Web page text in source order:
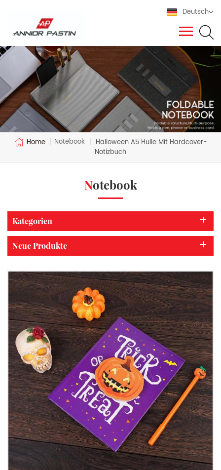
Deutsch
Home | Notebook | Halloween A5 Hülle Mit Hardcover-
Notizbuch
Notebook
Kategorien
Neue Produkte